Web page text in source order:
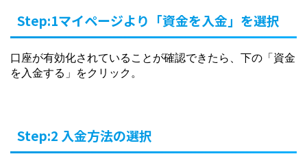
Step:1マイページより「資金を入金」を選択
口座が有効化されていることが確認できたら、下の「資金
を入金する」をクリック。
Step:2 入金方法の選択